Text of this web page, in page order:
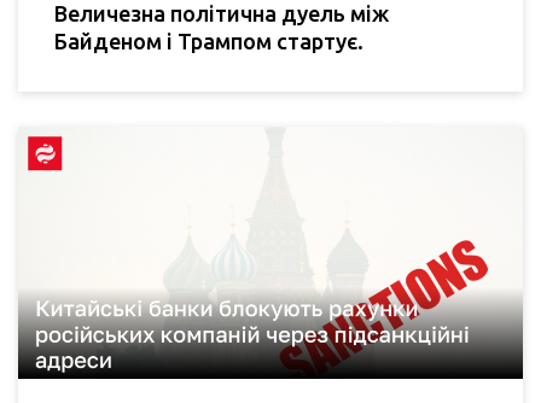
Величезна політична дуель між
Байденом і Трампом стартує.